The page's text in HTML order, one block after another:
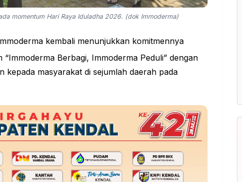
momentum Hari Raya Iduladha 2026. (dok Immoderma)
kembali menunjukkan komitmennya
Berbagi, Immoderma Peduli” dengan
masyarakat di sejumlah daerah pada